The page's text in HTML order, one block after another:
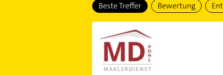
Beste Treffer Bewertung